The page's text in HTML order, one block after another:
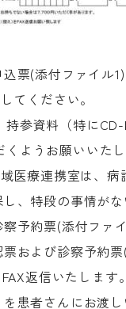
票(添付ファイル
てください。
参資料（特に
ようお願いいたし
医療連携室は、病
、特段の事情が
予約票(添付ファ
および診察予約
返信いたします。
を患者さんにお渡